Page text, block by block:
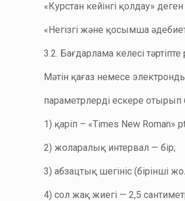
«Курстан кейінгі қолдау»
«Негізгі және қосымша
3.2. Бағдарлама келесі тәртіпте
Мәтін қағаз немесе
параметрлерді ескере
1) қаріп – «Times New Roman»
2) жоларалық интервал — бір;
3) абзацтық шегініс (бірінші
4) сол жақ жиегі — 2,5